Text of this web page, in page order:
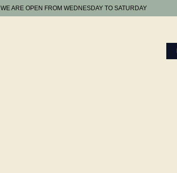
WE ARE OPEN FROM WEDNESDAY TO SATURDAY